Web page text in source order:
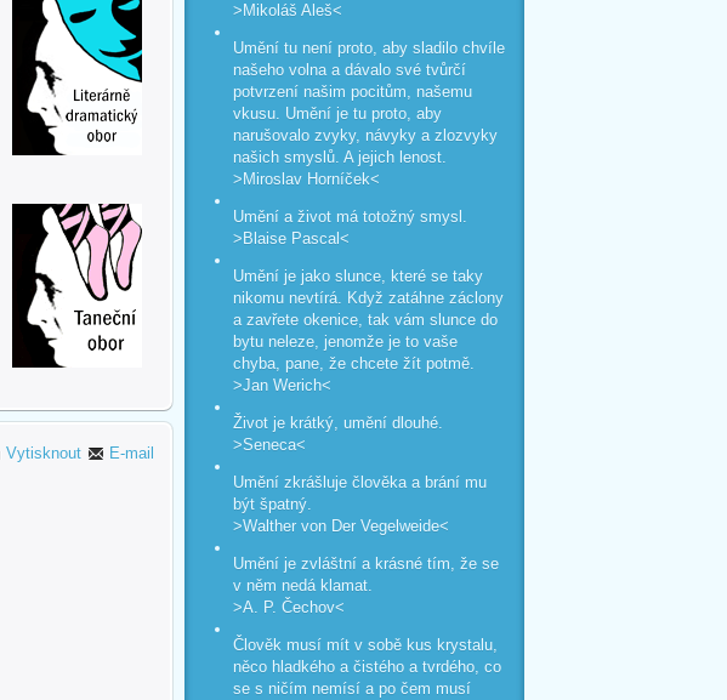
E-mail
Vytisknout
>Mikoláš Aleš<
Umění tu není proto, aby sladilo chvíle
našeho volna a dávalo své tvůrčí
potvrzení našim pocitům, našemu
vkusu. Umění je tu proto, aby
narušovalo zvyky, návyky a zlozvyky
našich smyslů. A jejich lenost.
>Miroslav Horníček<
Umění a život má totožný smysl.
>Blaise Pascal<
Umění je jako slunce, které se taky
nikomu nevtírá. Když zatáhne záclony
a zavřete okenice, tak vám slunce do
bytu neleze, jenomže je to vaše
chyba, pane, že chcete žít potmě.
>Jan Werich<
Život je krátký, umění dlouhé.
>Seneca<
Umění zkrášluje člověka a brání mu
být špatný.
>Walther von Der Vegelweide<
Umění je zvláštní a krásné tím, že se
v něm nedá klamat.
>A. P. Čechov<
Člověk musí mít v sobě kus krystalu,
něco hladkého a čistého a tvrdého, co
se s ničím nemísí a po čem musí